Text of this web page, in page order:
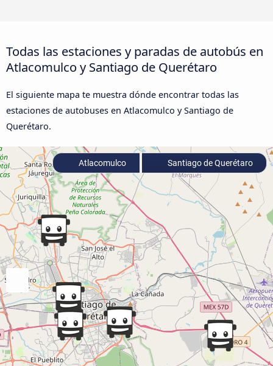
Todas las estaciones y paradas de autobús en
Atlacomulco y Santiago de Querétaro
El siguiente mapa te muestra dónde encontrar todas las
estaciones de autobuses en Atlacomulco y Santiago de
Querétaro.
Atlacomulco Santiago de Querétaro